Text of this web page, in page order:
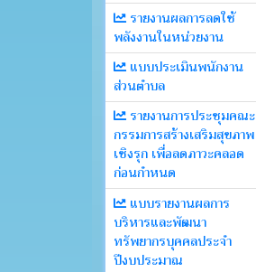
รายงานผลการลดใช้
พลังงานในหน่วยงาน
แบบประเมินพนักงาน
ส่วนตำบล
รายงานการประชุมคณะ
กรรมการสร้างเสริมสุขภาพ
เชิงรุก เพื่อลดภาวะคลอด
ก่อนกำหนด
แบบรายงานผลการ
บริหารและพัฒนา
ทรัพยากรบุคคลประจำ
ปีงบประมาณ